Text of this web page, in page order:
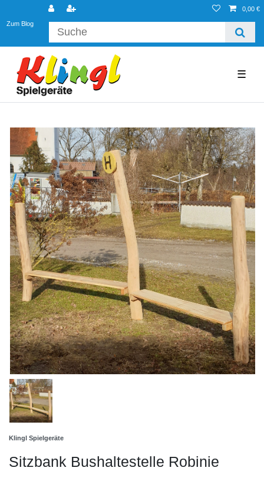
Zum Blog
0,00 €
☰
Klingl Spielgeräte
Sitzbank Bushaltestelle Robinie